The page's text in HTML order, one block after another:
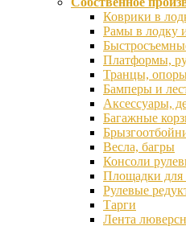
Коврики в
Рамы в лодку
Платформы,
Транцы,
Бамперы и
Аксессуары,
Багажные
Весла, багры
Консоли
Площадки для
Рулевые
Тарги
Лента